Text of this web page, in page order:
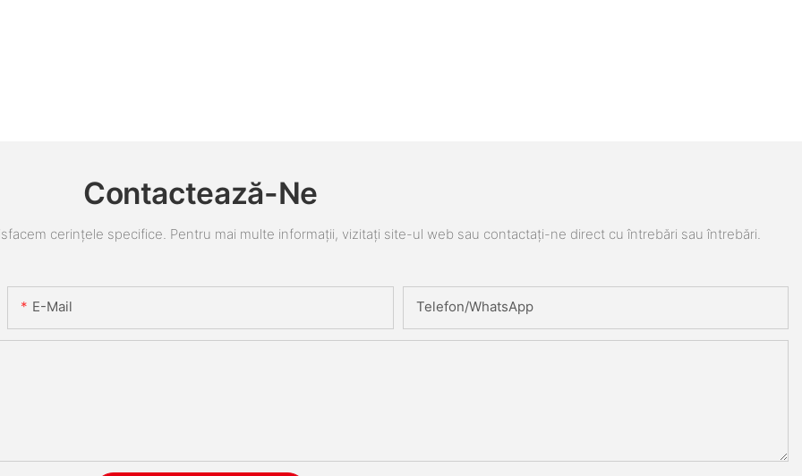
Contactează-Ne
cerințele specifice. Pentru mai multe informații, vizitați site-ul web sau contactați-ne direct cu întrebări sau întrebări.
E-Mail Telefon/WhatsApp